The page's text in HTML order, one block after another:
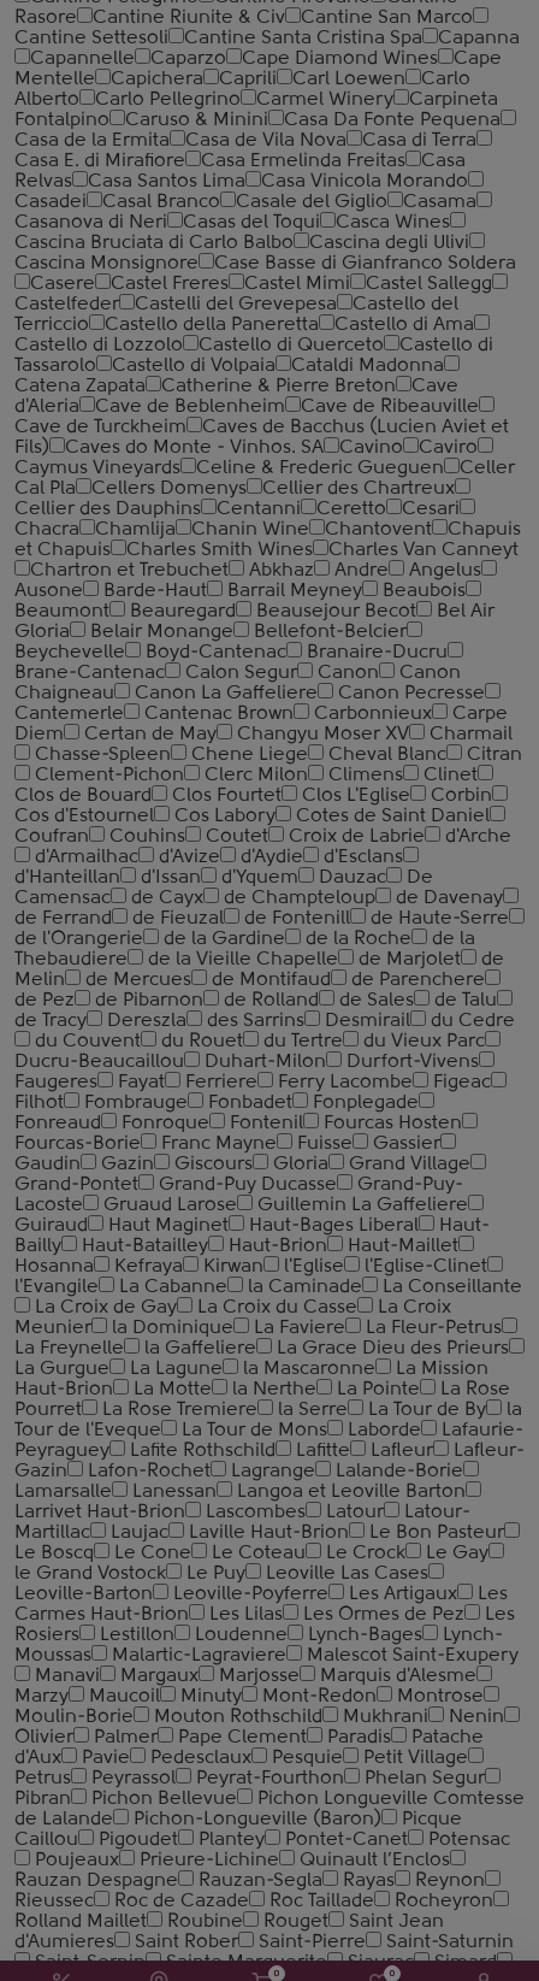
0 0
Rasore
Cantine Riunite & Civ
Cantine San Marco
Cantine Settesoli
Cantinе Santa Cristina Spa
Capanna
Capannelle
Caparzo Cape Diamond Wines
Cape
Mentelle
Capichera Caprili Carl Loewen
Carlo
Alberto
Carlo Pellegrino Carmel Winery
Carpineta
Fontalpino
Caruso & Minini
Casa Da Fonte Pequena
Casa de la Ermita
Casa de Vila Nova
Casa di Terra
Casa E. di Mirafiore
Casa Ermelinda Freitas
Casa
Relvas
Casa Santos Lima
Casa Vinicola Morando
Casadei
Casal Branco Casale del Giglio
Casama
Casanova di Neri
Casas del Toqui
Casca Wines
Cascina Bruciata di Carlo Balbo
Cascina degli Ulivi
Cascina Monsignore
Case Basse di Gianfranco Soldera
Casere
Castel Freres Castel Mimi
Castel Sallegg
Castelfeder
Castelli del Grevepesa
Castello del
Terriccio
Castello della Paneretta
Castello di Ama
Castello di Lozzolo
Castello di Querceto
Castello di
Tassarolo
Castello di Volpaia
Cataldi Madonna
Catena Zapata
Catherine & Pierre Breton
Cave
d'Aleria
Cave de Beblenheim
Cave de Ribeauville
Cave de Turckheim
Caves de Bacchus (Lucien Aviet et
Fils)
Caves do Monte - Vinhos. SA Cavino
Caviro
Caymus Vineyards
Celine & Frederic Gueguen
Celler
Cal Pla
Cellers Domenys
Cellier des Chartreux
Cellier des Dauphins
Centanni Ceretto
Cesari
Chacra
Chamlija Chanin Wine Chantovent
Chapuis
et Chapuis
Charles Smith Wines
Charles Van Canneyt
Chartron et Trebuchet
Abkhaz Andre
Angelus
Ausone
Barde-Haut Barrail Meyney
Beaubois
Beaumont
Beauregard Beausejour Becot
Bel Air
Gloria
Belair Monange
Bellefont-Belcier
Beychevelle
Boyd-Cantenac
Branaire-Ducru
Brane-Cantenac
Calon Segur Canon
Canon
Chaigneau
Canon La Gaffeliere
Canon Pecresse
Cantemerle
Cantenac Brown Carbonnieux
Carpe
Diem
Certan de May Changyu Moser XV
Charmail
Chasse-Spleen
Chene Liege Cheval Blanc
Citran
Clement-Pichon
Clerc Milon Climens
Clinet
Clos de Bouard
Clos Fourtet Clos L'Eglise
Corbin
Cos d'Estournel
Cos Labory
Cotes de Saint Daniel
Coufran
Couhins Coutet Croix de Labrie
d'Arche
d'Armailhac
d'Avize d'Aydie
d'Esclans
d'Hanteillan
d'Issan d'Yquem Dauzac
De
Camensac
de Cayx de Champteloup
de Davenay
de Ferrand
de Fieuzal de Fontenill
de Haute-Serre
de l'Orangerie
de la Gardine de la Roche
de la
Thebaudiere
de la Vieille Chapelle de Marjolet
de
Melin
de Mercues de Montifaud
de Parenchere
de Pez
de Pibarnon de Rolland de Sales
de Talu
de Tracy
Dereszla des Sarrins Desmirail
du Cedre
du Couvent
du Rouet du Tertre
du Vieux Parc
Ducru-Beaucaillou
Duhart-Milon
Durfort-Vivens
Faugeres
Fayat Ferriere Ferry Lacombe
Figeac
Filhot
Fombrauge Fonbadet
Fonplegade
Fonreaud
Fonroque Fontenil
Fourcas Hosten
Fourcas-Borie
Franc Mayne Fuisse
Gassier
Gaudin
Gazin Giscours Gloria
Grand Village
Grand-Pontet
Grand-Puy Ducasse
Grand-Puy-
Lacoste
Gruaud Larose
Guillemin La Gaffeliere
Guiraud
Haut Maginet Haut-Bages Liberal
Haut-
Bailly
Haut-Batailley Haut-Brion
Haut-Maillet
Hosanna
Kefraya Kirwan l'Eglise
l'Eglise-Clinet
l'Evangile
La Cabanne la Caminade
La Conseillante
La Croix de Gay
La Croix du Casse
La Croix
Meunier
la Dominique La Faviere
La Fleur-Petrus
La Freynelle
la Gaffeliere
La Grace Dieu des Prieurs
La Gurgue
La Lagune la Mascaronne
La Mission
Haut-Brion
La Motte la Nerthe La Pointe
La Rose
Pourret
La Rose Tremiere la Serre La Tour de By
la
Tour de l'Eveque
La Tour de Mons Laborde
Lafaurie-
Peyraguey
Lafite Rothschild Lafitte Lafleur
Lafleur-
Gazin
Lafon-Rochet Lagrange
Lalande-Borie
Lamarsalle
Lanessan
Langoa et Leoville Barton
Larrivet Haut-Brion
Lascombes Latour
Latour-
Martillac
Laujac Laville Haut-Brion
Le Bon Pasteur
Le Boscq
Le Cone Le Coteau Le Crock
Le Gay
le Grand Vostock
Le Puy
Leoville Las Cases
Leoville-Barton
Leoville-Poyferre Les Artigaux
Les
Carmes Haut-Brion
Les Lilas Les Ormes de Pez
Les
Rosiers
Lestillon Loudenne Lynch-Bages
Lynch-
Moussas
Malartic-Lagraviere
Malescot Saint-Exupery
Manavi
Margaux Marjosse
Marquis d'Alesme
Marzy
Maucoil Minuty Mont-Redon
Montrose
Moulin-Borie
Mouton Rothschild Mukhrani
Nenin
Olivier
Palmer Pape Clement Paradis
Patache
d'Aux
Pavie Pedesclaux Pesquie
Petit Village
Petrus
Peyrassol Peyrat-Fourthon
Phelan Segur
Pibran
Pichon Bellevue
Pichon Longueville Comtesse
de Lalande
Pichon-Longueville (Baron)
Picque
Сaillou
Pigoudet Plantey Pontet-Canet
Potensac
Poujeaux
Prieure-Lichine
Quinault l’Enclos
Rauzan Despagne
Rauzan-Segla Rayas
Reynon
Rieussec
Roc de Cazade Roc Taillade
Rocheyron
Rolland Maillet
Roubine Rouget
Saint Jean
d'Aumieres
Saint Rober Saint-Pierre
Saint-Saturnin
Saint-Sernin
Sainte Marguerite Siaurac
Simard